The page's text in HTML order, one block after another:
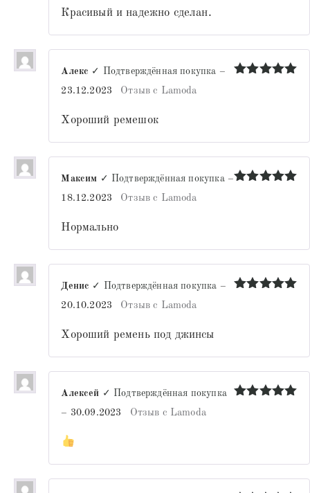
Красивый и надежно сделан.
Алекс ✓ Подтверждённая покупка –
23.12.2023
Отзыв с Lamoda
Хороший ремешок
Максим ✓ Подтверждённая покупка –
18.12.2023
Отзыв с Lamoda
Нормально
Денис ✓ Подтверждённая покупка –
20.10.2023
Отзыв с Lamoda
Хороший ремень под джинсы
Алексей ✓ Подтверждённая покупка
– 30.09.2023 Отзыв с Lamoda